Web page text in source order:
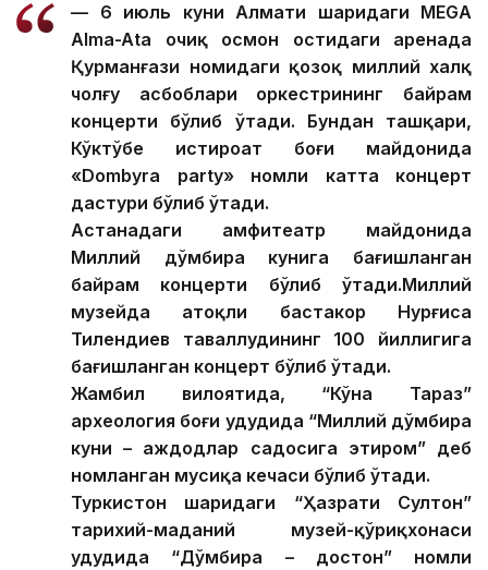
— 6 июль куни Алмати шаҳридаги MEGA
Alma-Ata очиқ осмон остидаги аренада
Қурманғази номидаги қозоқ миллий халқ
чолғу асбоблари оркестрининг байрам
концерти бўлиб ўтади. Бундан ташқари,
Кўктўбе истироҳат боғи майдонида
«Dombyra party» номли катта концерт
дастури бўлиб ўтади.
Астанадаги амфитеатр майдонида
Миллий дўмбира кунига бағишланган
байрам концерти бўлиб ўтади.Миллий
музейда атоқли бастакор Нурғиса
Тилендиев таваллудининг 100 йиллигига
бағишланган концерт бўлиб ўтади.
Жамбил вилоятида, “Кўҳна Тараз”
археология боғи ҳудудида “Миллий дўмбира
куни – аждодлар садосига эҳтиром” деб
номланган мусиқа кечаси бўлиб ўтади.
Туркистон шаҳридаги “Ҳазрати Султон”
тарихий-маданий музей-қўриқхонаси
ҳудудида “Дўмбира – достон” номли